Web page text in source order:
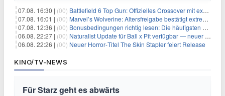
07.08. 16:30 | (00) Battlefield 6 Top Gun: Offizielles Crossover mit exklusiven Inhalten angekündigt
07.08. 16:01 | (00) Marvel’s Wolverine: Altersfreigabe bestätigt extreme Gewalt und düstere Szenen
07.08. 12:36 | (00) Bonusbedingungen richtig lesen: Die häufigsten Stolperfallen
06.08. 22:27 | (00) Naturalist Update für Ball x Pit verfügbar — neuer Content auf allen Plattformen
06.08. 22:26 | (00) Neuer Horror‑Titel The Skin Stapler feiert Release
KINO/TV-NEWS
Für Starz geht es abwärts